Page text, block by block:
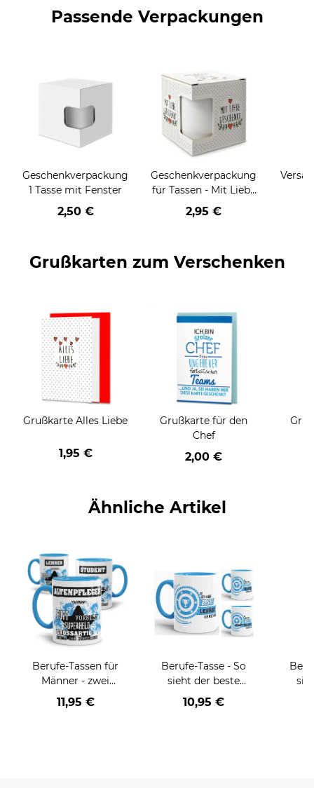
Passende Verpackungen
Geschenkverpackung
1 Tasse mit Fenster
2,50 €
Geschenkverpackung
für Tassen - Mit Liebe
geschenkt
2,95 €
Grußkarten zum Verschenken
Grußkarte Alles Liebe
1,95 €
Grußkarte für den
Chef
2,00 €
Ähnliche Artikel
Berufe-Tassen für
Männer - zwei
Farbvarianten
11,95 €
Berufe-Tasse - So
sieht der beste
BERUF aus -
verschiedene Berufe
10,95 €